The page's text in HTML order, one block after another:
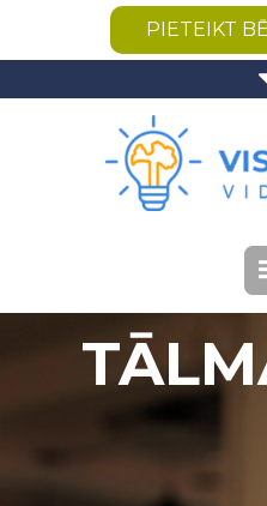
PIETEIKT